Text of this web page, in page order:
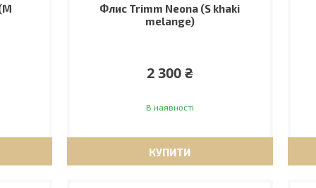
Флис Trimm Neona (S khaki
melange)
2 300 ₴
В наявності
КУПИТИ